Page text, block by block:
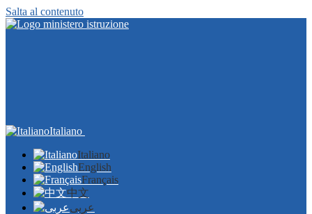
Salta al contenuto
Italiano
Italiano
English
Français
中文
عربى